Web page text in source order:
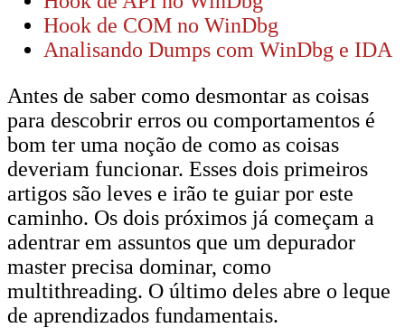
Hook de COM no WinDbg
Analisando Dumps com WinDbg e IDA
Antes de saber como desmontar as coisas
para descobrir erros ou comportamentos é
bom ter uma noção de como as coisas
deveriam funcionar. Esses dois primeiros
artigos são leves e irão te guiar por este
caminho. Os dois próximos já começam a
adentrar em assuntos que um depurador
master precisa dominar, como
multithreading. O último deles abre o leque
de aprendizados fundamentais.